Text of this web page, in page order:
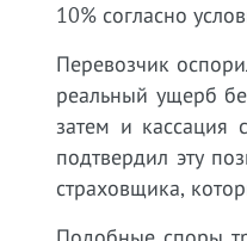
10% согласно
Перевозчик
реальный ущерб
затем и кассация
подтвердил эту
страховщика,